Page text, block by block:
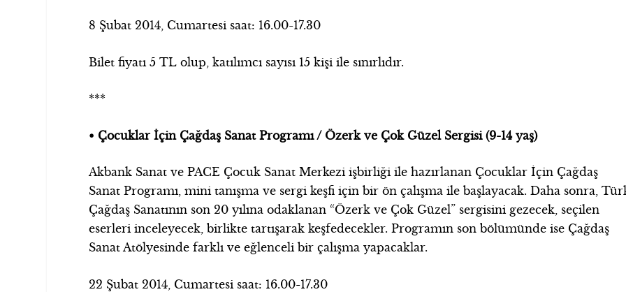
8 Şubat 2014, Cumartesi saat: 16.00-17.30
Bilet fiyatı 5 TL olup, katılımcı sayısı 15 kişi ile sınırlıdır.
***
• Çocuklar İçin Çağdaş Sanat Programı / Özerk ve Çok Güzel Sergisi (9-14 yaş)
Akbank Sanat ve PACE Çocuk Sanat Merkezi işbirliği ile hazırlanan Çocuklar İçin Çağdaş
Sanat Programı, mini tanışma ve sergi keşfi için bir ön çalışma ile başlayacak. Daha sonra,
Çağdaş Sanatının son 20 yılına odaklanan “Özerk ve Çok Güzel” sergisini gezecek, seçilen
eserleri inceleyecek, birlikte tartışarak keşfedecekler. Programın son bölümünde ise Çağdaş
Sanat Atölyesinde farklı ve eğlenceli bir çalışma yapacaklar.
22 Şubat 2014, Cumartesi saat: 16.00-17.30